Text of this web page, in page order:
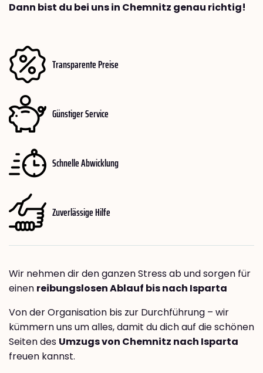
Dann bist du bei uns in Chemnitz genau richtig!
Transparente Preise
Günstiger Service
Schnelle Abwicklung
Zuverlässige Hilfe
Wir nehmen dir den ganzen Stress ab und sorgen für
einen reibungslosen Ablauf bis nach Isparta
Von der Organisation bis zur Durchführung – wir
kümmern uns um alles, damit du dich auf die schönen
Seiten des Umzugs von Chemnitz nach Isparta
freuen kannst.